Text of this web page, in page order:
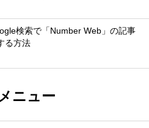
検索で「Number Web」の記事
る方法
ニュー